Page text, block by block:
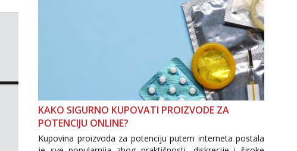
KAKO SIGURNO KUPOVATI PROIZVODE ZA
POTENCIJU ONLINE?
Kupovina proizvoda za potenciju putem interneta postala